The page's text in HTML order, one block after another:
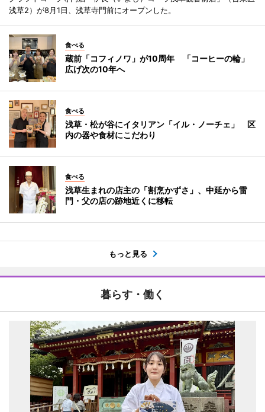
浅草2）が8月1日、浅草寺門前にオープンした。
食べる
蔵前「コフィノワ」が10周年 「コーヒーの輪」
広げ次の10年へ
食べる
浅草・松が谷にイタリアン「イル・ノーチェ」 区
内の器や食材にこだわり
食べる
浅草生まれの店主の「割烹かずさ」、中延から雷
門・父の店の跡地近くに移転
もっと見る
暮らす・働く